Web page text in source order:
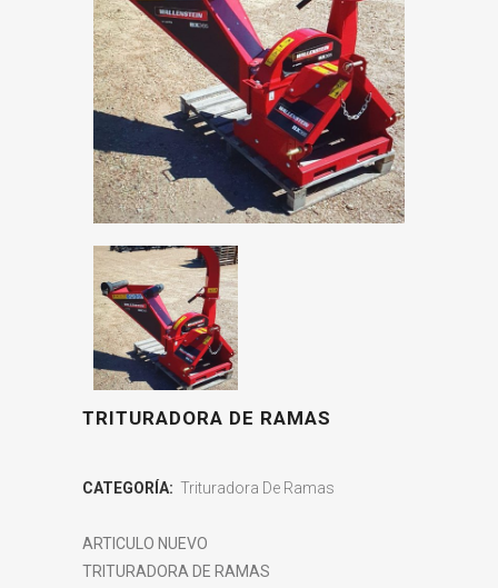
TRITURADORA DE RAMAS
CATEGORÍA: Trituradora De Ramas
ARTICULO NUEVO
TRITURADORA DE RAMAS